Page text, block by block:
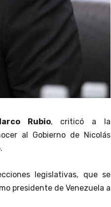
Rubio, criticó a la
al Gobierno de Nicolás
legislativas, que se
presidente de Venezuela a